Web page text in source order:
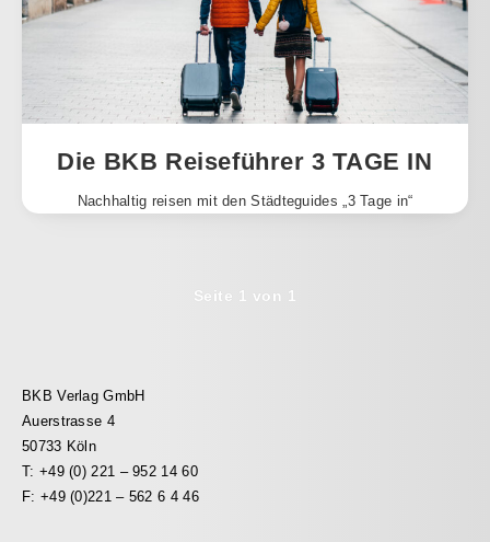
Die BKB Reiseführer 3 TAGE IN
Nachhaltig reisen mit den Städteguides „3 Tage in“
Seite 1 von 1
BKB Verlag GmbH
Auerstrasse 4
50733 Köln
T: +49 (0) 221 – 952 14 60
F: +49 (0)221 – 562 6 4 46